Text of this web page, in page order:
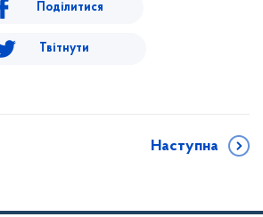
Поділитися
Твітнути
Наступна